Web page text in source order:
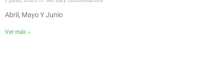
Abril, Mayo Y Junio
Ver más »